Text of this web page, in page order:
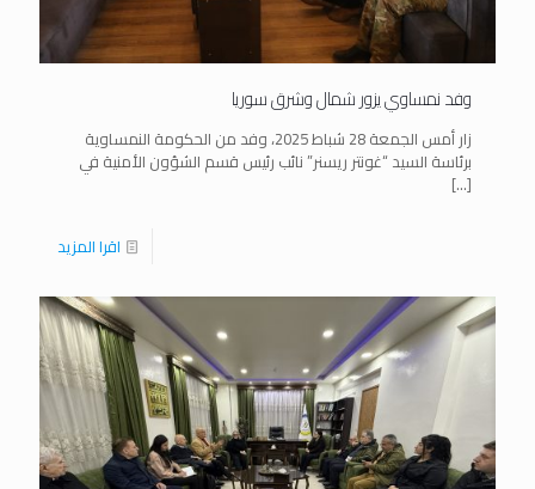
وفد نمساوي يزور شمال وشرق سوريا
زار أمس الجمعة 28 شباط 2025، وفد من الحكومة النمساوية
برئاسة السيد “غونتر ريسنر” نائب رئيس قسم الشؤون الأمنية في
[…]
اقرا المزيد